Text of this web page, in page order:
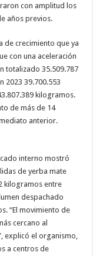
con amplitud los
años previos.
de crecimiento que ya
con una aceleración
totalizado 35.509.787
2023 39.700.553
kilogramos.
de más de 14
anterior.
interno mostró
de yerba mate
kilogramos entre
despachado
“El movimiento de
cercano al
explicó el organismo,
a centros de